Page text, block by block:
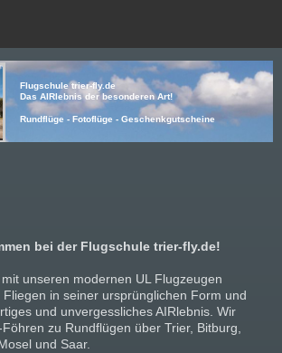
Flugschule trier-fly.de
Das AIRlebnis der besonderen Art!
Rundflüge - Fotoflüge - Geschenkgutscheine
bei der Flugschule trier-fly.de!
unseren modernen UL Flugzeugen
in seiner ursprünglichen Form und
und unvergessliches AIRlebnis. Wir
zu Rundflügen über Trier, Bitburg,
und Saar.